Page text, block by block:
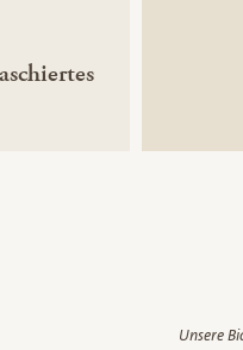
Unsere